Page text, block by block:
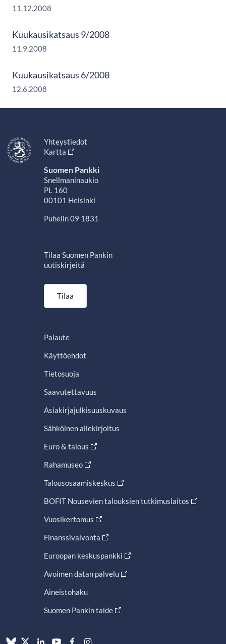
11.12.2008
Kuukausikatsaus 9/2008
11.9.2008
Kuukausikatsaus 6/2008
12.6.2008
Yhteystiedot
Kartta
Suomen Pankki
Snellmaninaukio
PL 160
00101 Helsinki
Puhelin 09 1831
Tilaa Suomen Pankin
uutiskirjeitä
Tilaa
Palaute
Käyttöehdot
Tietosuoja
Saavutettavuus
Asiakirjajulkisuuskuvaus
Sähköinen allekirjoitus
Euro & talous
Rahamuseo
Talousosaamiskeskus
BOFIT Nousevien talouksien tutkimuslaitos
Vuosikertomus
Finanssivalvonta
Euroopan keskuspankki
Avoimen datan palvelu
Aineistohaku
Suomen Pankin taide